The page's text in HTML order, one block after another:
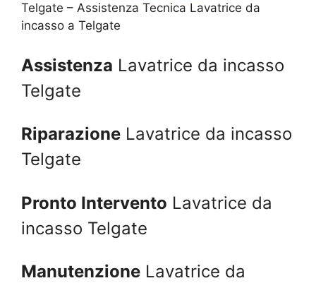
Telgate – Assistenza Tecnica Lavatrice da
incasso a Telgate
Assistenza Lavatrice da incasso
Telgate
Riparazione Lavatrice da incasso
Telgate
Pronto Intervento Lavatrice da
incasso Telgate
Manutenzione Lavatrice da